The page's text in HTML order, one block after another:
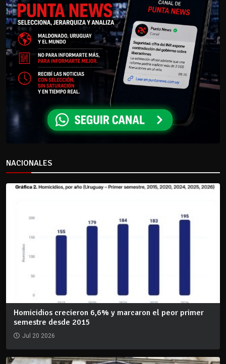
NACIONALES
Homicidios crecieron 6,6% y marcaron el peor primer
semestre desde 2015
Jul 20 2026